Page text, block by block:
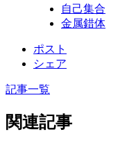
自己集合
金属錯体
ポスト
シェア
記事一覧
関連記事